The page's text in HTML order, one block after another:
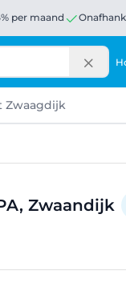
per maand
Zwaagdijk
Zwaandijk